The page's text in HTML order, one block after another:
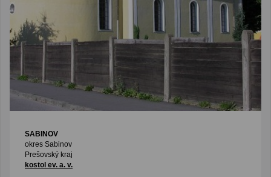
SABINOV
okres Sabinov
Prešovský kraj
kostol ev. a. v.